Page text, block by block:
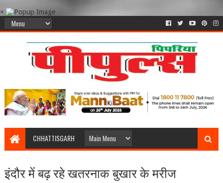
×
CHHATTISGARH
इंदौर में बढ़ रहे खतरनाक बुखार के मरीज